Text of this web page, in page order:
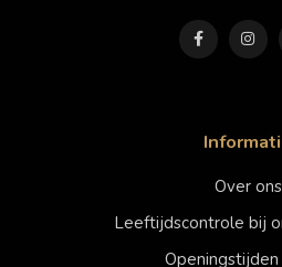
Over ons
Leeftijdscontrole bij